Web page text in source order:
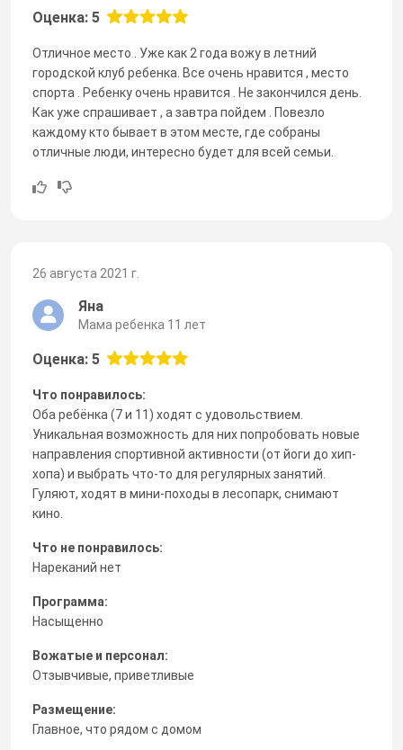
Оценка: 5
Отличное место . Уже как 2 года вожу в летний
городской клуб ребенка. Все очень нравится , место
спорта . Ребенку очень нравится . Не закончился день.
Как уже спрашивает , а завтра пойдем . Повезло
каждому кто бывает в этом месте, где собраны
отличные люди, интересно будет для всей семьи.
26 августа 2021 г.
Яна
Мама ребенка 11 лет
Оценка: 5
Что понравилось:
Оба ребёнка (7 и 11) ходят с удовольствием.
Уникальная возможность для них попробовать новые
направления спортивной активности (от йоги до хип-
хопа) и выбрать что-то для регулярных занятий.
Гуляют, ходят в мини-походы в лесопарк, снимают
кино.
Что не понравилось:
Нареканий нет
Программа:
Насыщенно
Вожатые и персонал:
Отзывчивые, приветливые
Размещение:
Главное, что рядом с домом